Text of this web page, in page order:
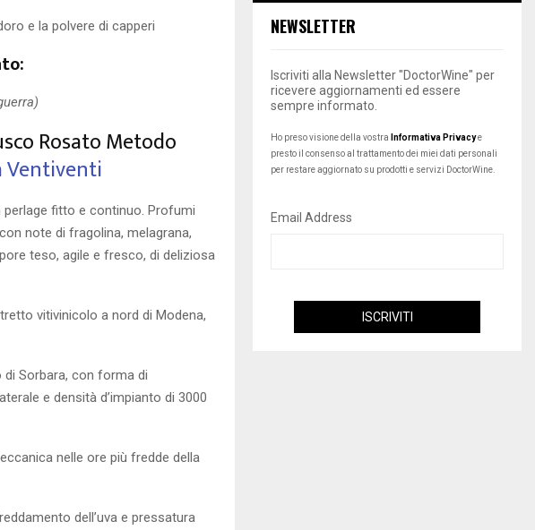
e la polvere di capperi
Rosato Metodo
Ventiventi
fitto e continuo. Profumi
note di fragolina, melagrana,
teso, agile e fresco, di deliziosa
vitivinicolo a nord di Modena,
di Sorbara, con forma di
e densità d’impianto di 3000
nelle ore più fredde della
dell’uva e pressatura
NEWSLETTER
Iscriviti alla Newsletter "DoctorWine" per
ricevere aggiornamenti ed essere
sempre informato.
Ho preso visione della vostra Informativa Privacye
presto il consenso al trattamento dei miei dati personali
per restare aggiornato su prodotti e servizi DoctorWine.
Email Address